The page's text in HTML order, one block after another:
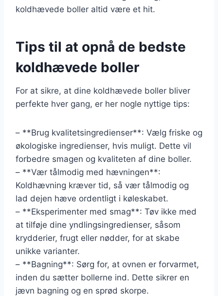
koldhævede boller altid være et hit.
Tips til at opnå de bedste
koldhævede boller
For at sikre, at dine koldhævede boller bliver
perfekte hver gang, er her nogle nyttige tips:
– **Brug kvalitetsingredienser**: Vælg friske og
økologiske ingredienser, hvis muligt. Dette vil
forbedre smagen og kvaliteten af dine boller.
– **Vær tålmodig med hævningen**:
Koldhævning kræver tid, så vær tålmodig og
lad dejen hæve ordentligt i køleskabet.
– **Eksperimenter med smag**: Tøv ikke med
at tilføje dine yndlingsingredienser, såsom
krydderier, frugt eller nødder, for at skabe
unikke varianter.
– **Bagning**: Sørg for, at ovnen er forvarmet,
inden du sætter bollerne ind. Dette sikrer en
jævn bagning og en sprød skorpe.